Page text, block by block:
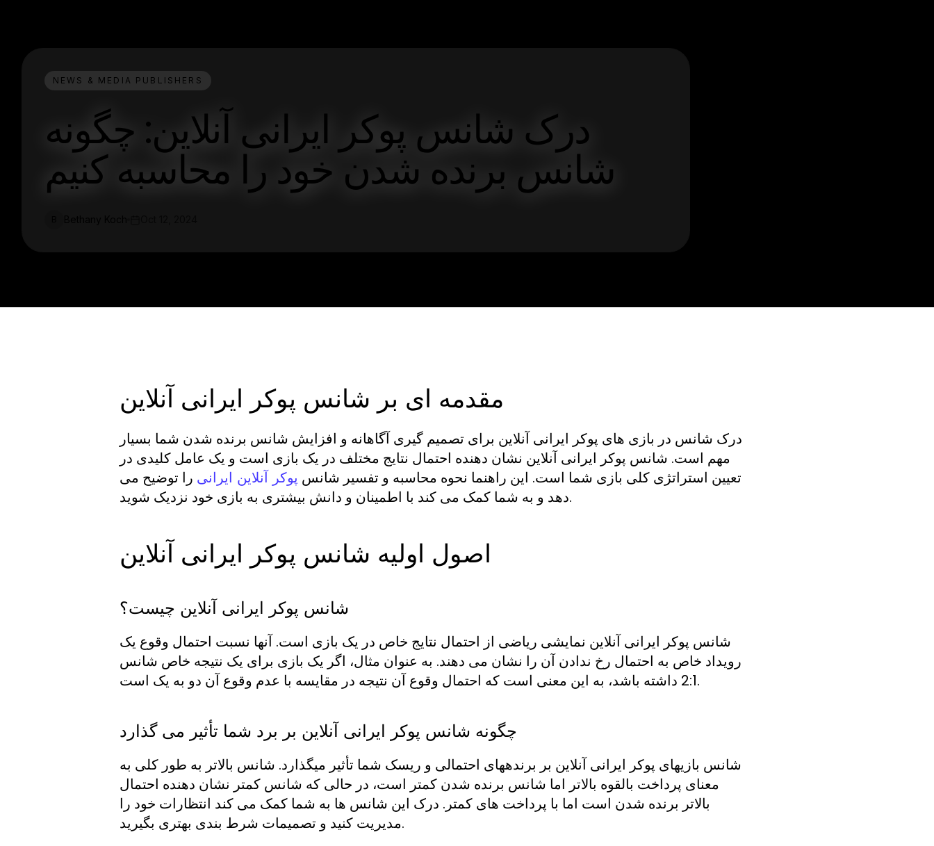
NEWS & MEDIA PUBLISHERS
درک شانس پوکر ایرانی آنلاین: چگونه
شانس برنده شدن خود را محاسبه کنیم
مقدمه ای بر شانس پوکر ایرانی آنلاین
درک شانس در بازی های پوکر ایرانی آنلاین برای تصمیم گیری آگاهانه و افزایش شانس برنده شدن شما بسیار
مهم است. شانس پوکر ایرانی آنلاین نشان دهنده احتمال نتایج مختلف در یک بازی است و یک عامل کلیدی در
تعیین استراتژی کلی بازی شما است. این راهنما نحوه محاسبه و تفسیر شانس پوکر آنلاین ایرانی را توضیح می
دهد و به شما کمک می کند با اطمینان و دانش بیشتری به بازی خود نزدیک شوید.
اصول اولیه شانس پوکر ایرانی آنلاین
شانس پوکر ایرانی آنلاین چیست؟
شانس پوکر ایرانی آنلاین نمایشی ریاضی از احتمال نتایج خاص در یک بازی است. آنها نسبت احتمال وقوع یک
رویداد خاص به احتمال رخ ندادن آن را نشان می دهند. به عنوان مثال، اگر یک بازی برای یک نتیجه خاص شانس
2:1 داشته باشد، به این معنی است که احتمال وقوع آن نتیجه در مقایسه با عدم وقوع آن دو به یک است.
چگونه شانس پوکر ایرانی آنلاین بر برد شما تأثیر می گذارد
شانس بازیهای پوکر ایرانی آنلاین بر برندههای احتمالی و ریسک شما تأثیر میگذارد. شانس بالاتر به طور کلی به
معنای پرداخت بالقوه بالاتر اما شانس برنده شدن کمتر است، در حالی که شانس کمتر نشان دهنده احتمال
بالاتر برنده شدن است اما با پرداخت های کمتر. درک این شانس ها به شما کمک می کند انتظارات خود را
مدیریت کنید و تصمیمات شرط بندی بهتری بگیرید.